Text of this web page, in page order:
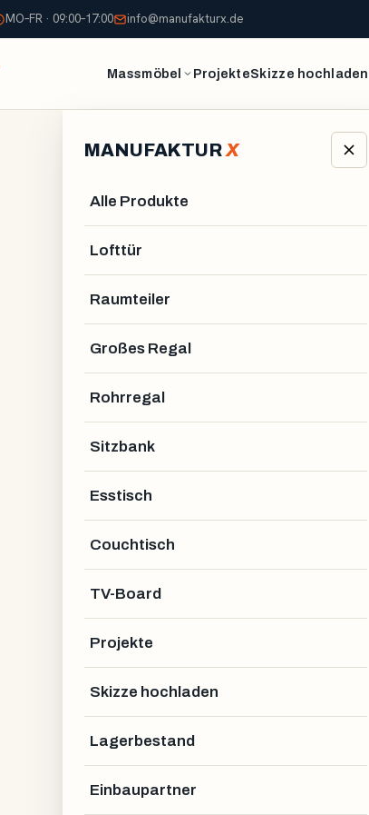
MO–FR · 09:00–17:00 info@manufakturx.de
Massmöbel ProjekteSkizze hochladen
MANUFAKTURX
Alle Produkte
Lofttür
Raumteiler
Großes Regal
Rohrregal
Sitzbank
Esstisch
Couchtisch
TV-Board
Projekte
Skizze hochladen
Lagerbestand
Einbaupartner
GUSTAV VAHLSTRÖM